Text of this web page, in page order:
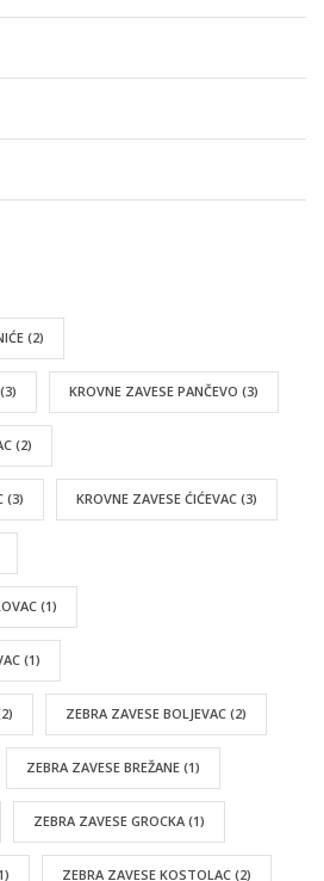
(2)
(3) KROVNE ZAVESE PANČEVO (3)
(2)
(3) KROVNE ZAVESE ĆIĆEVAC (3)
(1)
(1)
ZEBRA ZAVESE BOLJEVAC (2)
ZEBRA ZAVESE BREŽANE (1)
ZEBRA ZAVESE GROCKA (1)
ZEBRA ZAVESE KOSTOLAC (2)